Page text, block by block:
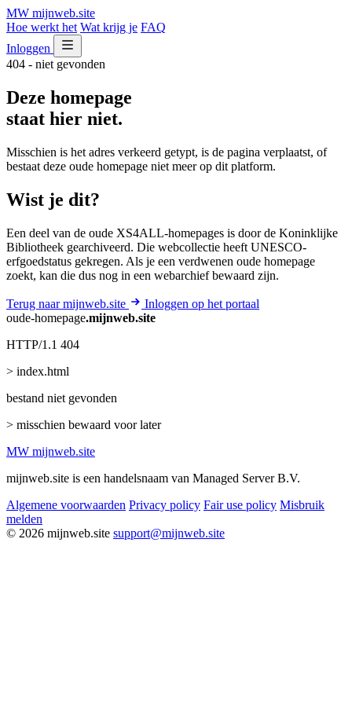
MW mijnweb.site
Hoe werkt het Wat krijg je FAQ
Inloggen
404 - niet gevonden
Deze homepage
staat hier niet.
Misschien is het adres verkeerd getypt, is de pagina verplaatst, of
bestaat deze oude homepage niet meer op dit platform.
Wist je dit?
Een deel van de oude XS4ALL-homepages is door de Koninklijke
Bibliotheek gearchiveerd. Die webcollectie heeft UNESCO-
erfgoedstatus gekregen. Als je een verdwenen oude homepage
zoekt, kan die dus nog in een webarchief bewaard zijn.
Terug naar mijnweb.site
Inloggen op het portaal
oude-homepage.mijnweb.site
HTTP/1.1 404
> index.html
bestand niet gevonden
> misschien bewaard voor later
MW mijnweb.site
mijnweb.site is een handelsnaam van Managed Server B.V.
Algemene voorwaarden Privacy policy Fair use policy Misbruik
melden
© 2026 mijnweb.site support@mijnweb.site